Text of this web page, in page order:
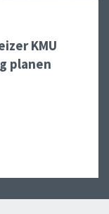
KMU
planen